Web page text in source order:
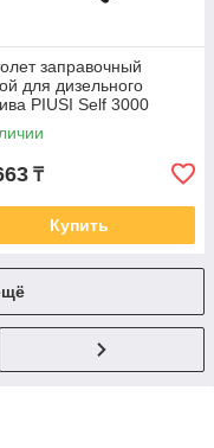
заправочный
для дизельного
PIUSI Self 3000
мин F0065000A
₸
Купить